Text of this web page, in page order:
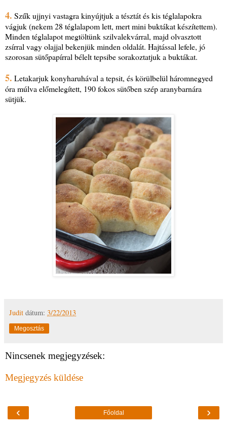
4. Szűk ujjnyi vastagra kinyújtjuk a tésztát és kis téglalapokra
vágjuk (nekem 28 téglalapom lett, mert mini buktákat készítettem).
Minden téglalapot megtöltünk szilvalekvárral, majd olvasztott
zsírral vagy olajjal bekenjük minden oldalát. Hajtással lefele, jó
szorosan sütőpapírral bélelt tepsibe sorakoztatjuk a buktákat.
5. Letakarjuk konyharuhával a tepsit, és körülbelül háromnegyed
óra múlva előmelegített, 190 fokos sütőben szép aranybarnára
sütjük.
Judit dátum: 3/22/2013
Megosztás
Nincsenek megjegyzések:
Megjegyzés küldése
‹ ›
Főoldal